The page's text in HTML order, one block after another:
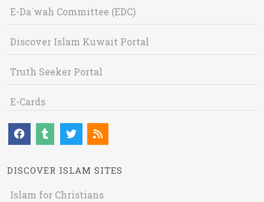
E-Da`wah Committee (EDC)
Discover Islam Kuwait Portal
Truth Seeker Portal
E-Cards
DISCOVER ISLAM SITES
Islam for Christians